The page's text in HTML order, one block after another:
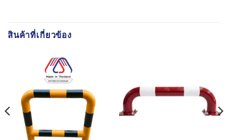
สินค้าที่เกี่ยวข้อง